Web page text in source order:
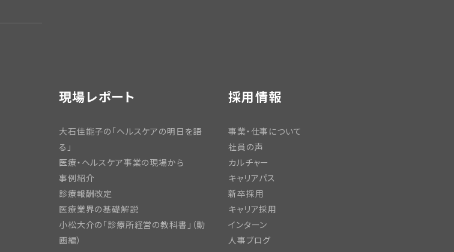
現場レポート
大石佳能子の「ヘルスケアの明日を語
る」
医療・ヘルスケア事業の現場から
事例紹介
診療報酬改定
医療業界の基礎解説
小松大介の「診療所経営の教科書」（動
画編）
採用情報
事業・仕事について
社員の声
カルチャー
キャリアパス
新卒採用
キャリア採用
インターン
人事ブログ